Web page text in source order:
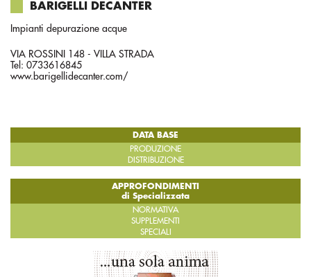
BARIGELLI DECANTER
Impianti depurazione acque
VIA ROSSINI 148 - VILLA STRADA
Tel: 0733616845
www.barigellidecanter.com/
DATA BASE
PRODUZIONE
DISTRIBUZIONE
APPROFONDIMENTI
di Specializzata
NORMATIVA
SUPPLEMENTI
SPECIALI